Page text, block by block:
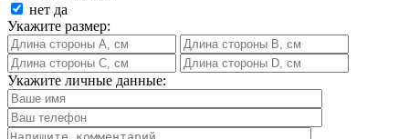
нет да
Укажите размер:
Укажите личные данные: